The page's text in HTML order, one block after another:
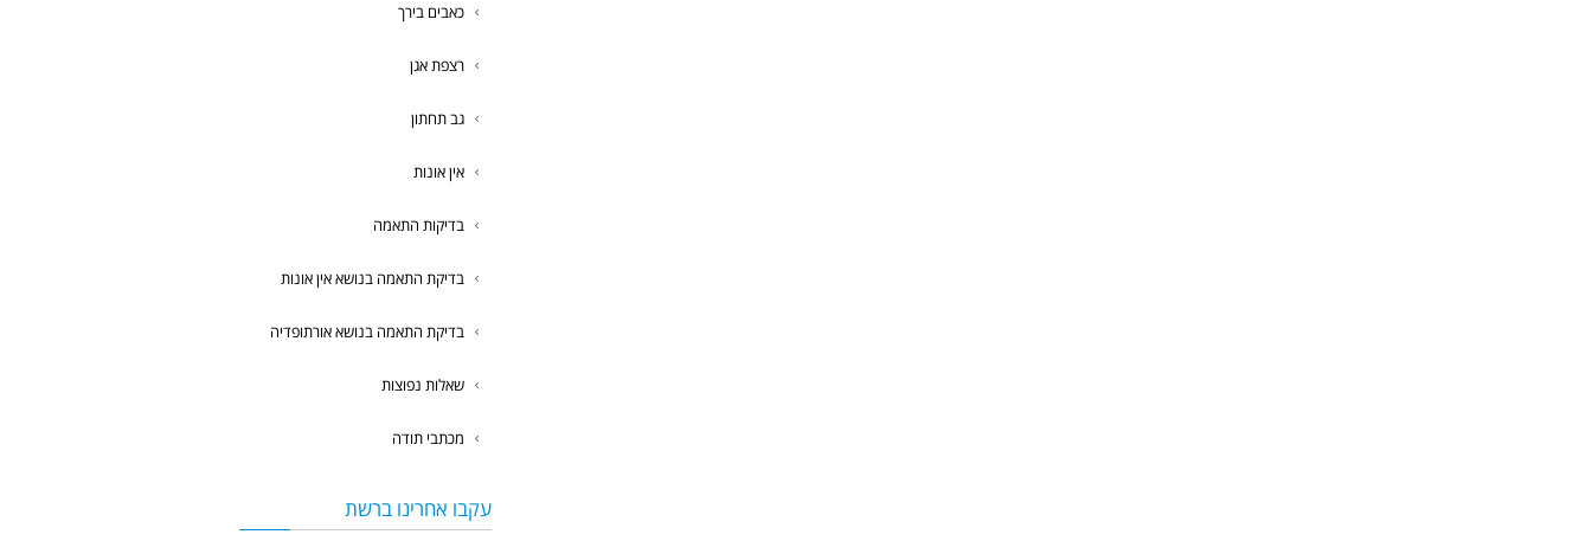
כאבים בירך
רצפת אגן
גב תחתון
אין אונות
בדיקות התאמה
בדיקת התאמה בנושא אין אונות
בדיקת התאמה בנושא אורתופדיה
שאלות נפוצות
מכתבי תודה
עקבו אחרינו ברשת